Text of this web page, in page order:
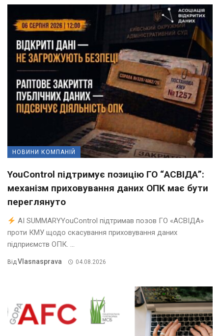
НОВИНИ КОМПАНІЙ
YouControl підтримує позицію ГО “АСВІДА”:
механізм приховування даних ОПК має бути
переглянуто
AI SUMMARYYouControl підтримав позов ГО «АСВІДА»
проти КМУ щодо скасування приховування даних
підприємств ОПК. ...
ВідVlasnasprava 04.08.2026